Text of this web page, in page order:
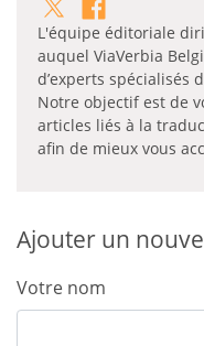
L'équipe éditoriale
auquel ViaVerbia
d’experts spécialisés
Notre objectif est de
articles liés à la
afin de mieux vous
Ajouter un
Votre nom